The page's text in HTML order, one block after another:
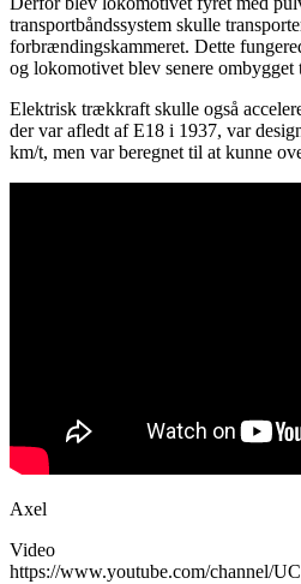
transportbåndssystem skulle
forbrændingskammeret. Dette
og lokomotivet blev senere ombygget
Elektrisk trækkraft skulle også
der var afledt af E18 i 1937, var
km/t, men var beregnet til at kunne
Axel
Video
https://www.youtube.com/channel/